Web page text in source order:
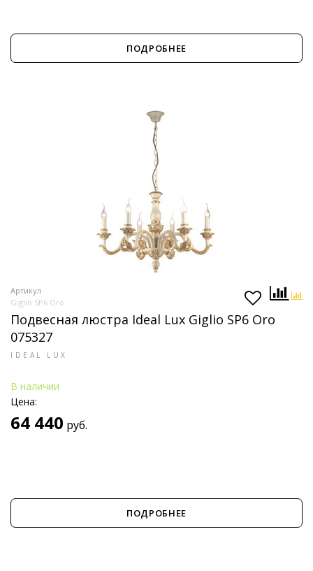
ПОДРОБНЕЕ
Артикул
Giglio SP6 Oro
Подвесная люстра Ideal Lux Giglio SP6 Oro
075327
IDEAL LUX
В наличии
Цена:
64 440 руб.
ПОДРОБНЕЕ